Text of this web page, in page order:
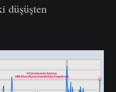
düşüşten